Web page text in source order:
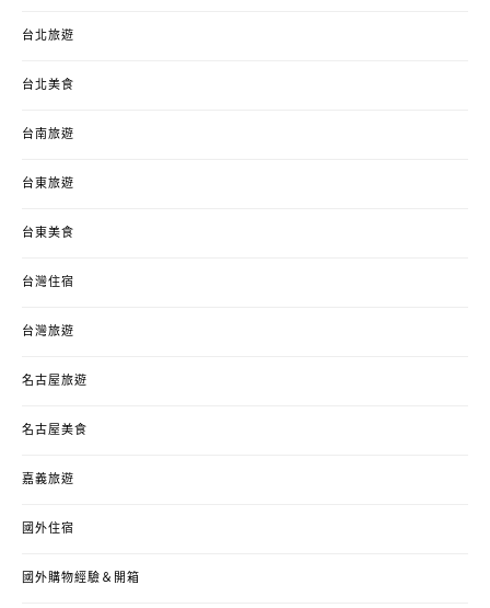
台北旅遊
台北美食
台南旅遊
台東旅遊
台東美食
台灣住宿
台灣旅遊
名古屋旅遊
名古屋美食
嘉義旅遊
國外住宿
國外購物經驗＆開箱